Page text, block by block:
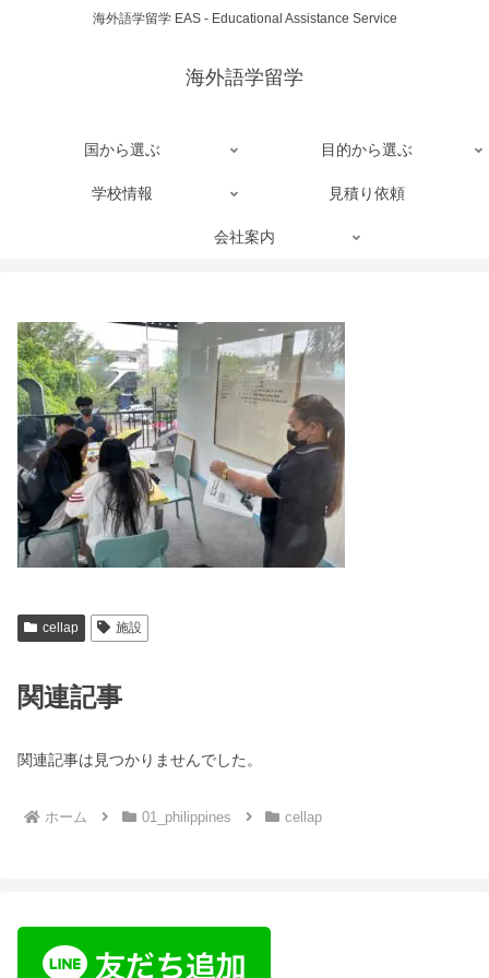
海外語学留学 EAS - Educational Assistance Service
海外語学留学
国から選ぶ 目的から選ぶ
学校情報 見積り依頼
会社案内
cellap 施設
関連記事
関連記事は見つかりませんでした。
ホーム 01_philippines cellap